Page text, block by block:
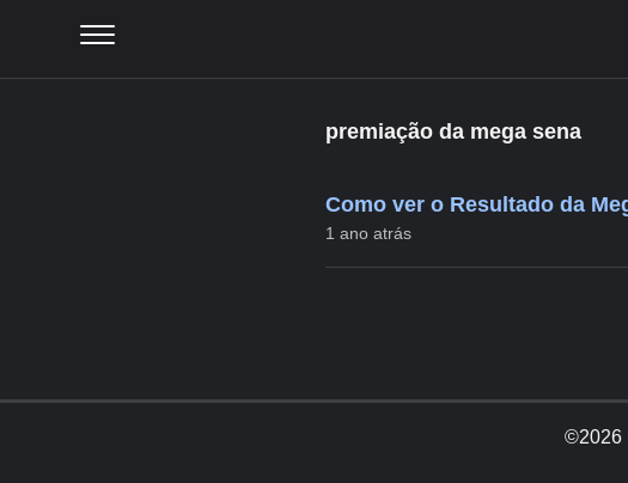
premiação da mega sena
Como ver o Resultado da
1 ano atrás
©2026